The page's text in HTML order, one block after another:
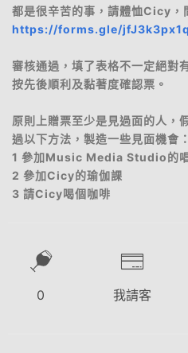
都是很辛苦的事，請體恤Cicy，
https://forms.gle/
審核通過，填了表格不一定絕對
按先後順利及黏著度確認票。
原則上贈票至少是見過面的人，
過以下方法，製造一些見面機會：
1 參加Music Media Studio的
2 參加Cicy的瑜伽課
3 請Cicy喝個咖啡
0 我請客